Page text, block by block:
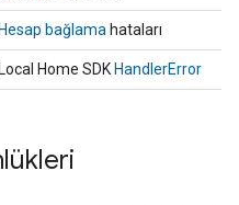
Hesap bağlama hataları
Local Home SDK HandlerError